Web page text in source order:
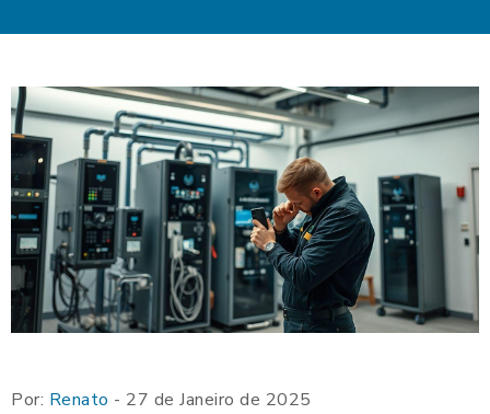
Por: Renato - 27 de Janeiro de 2025